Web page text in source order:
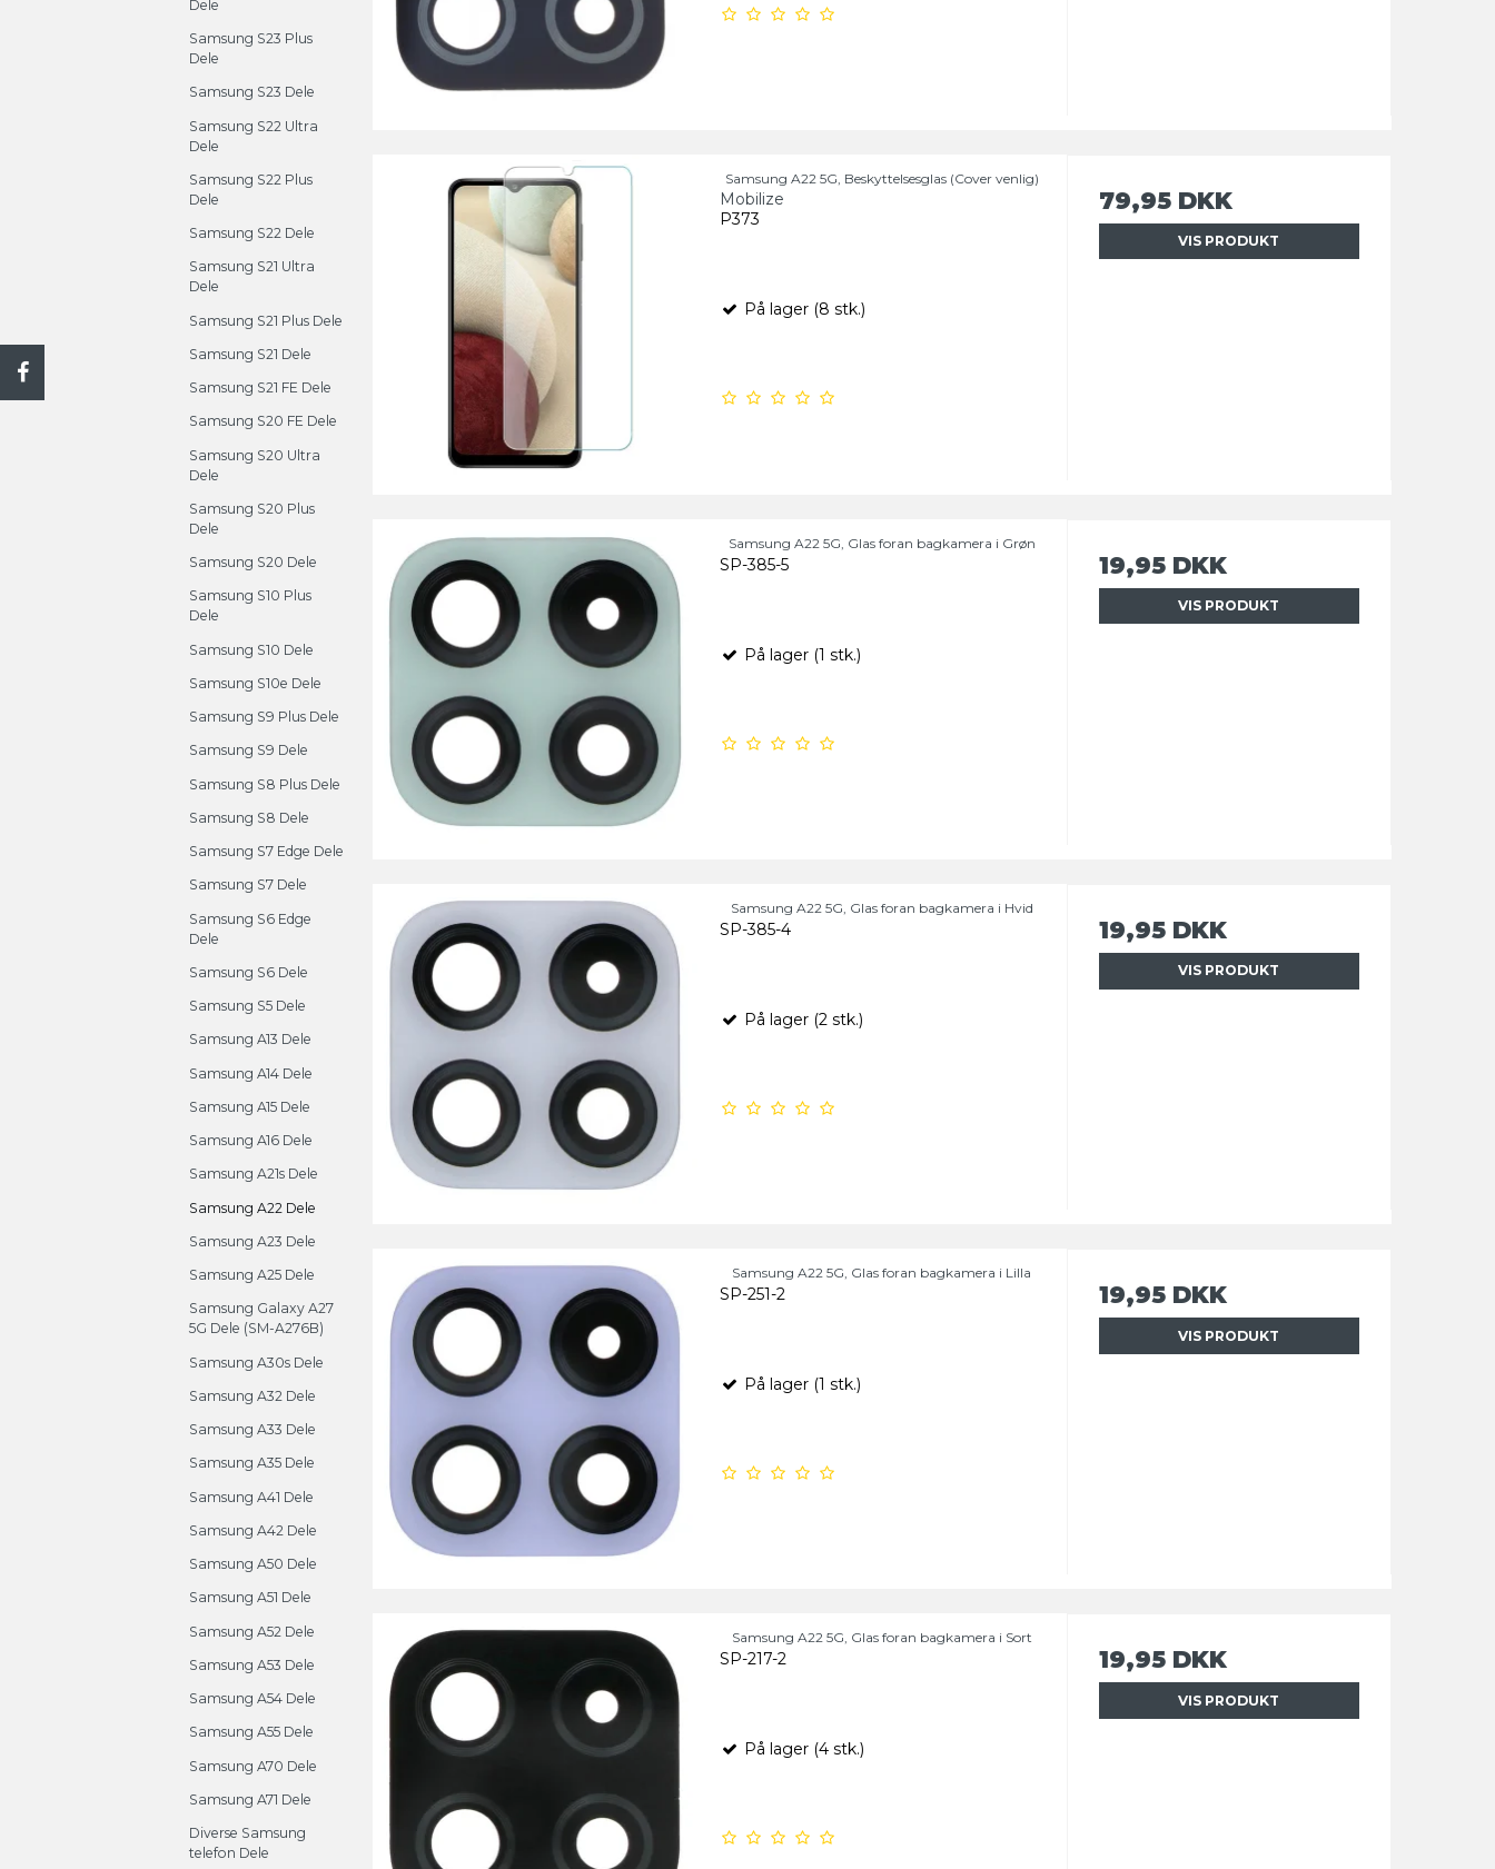
Dele
Samsung S23 Plus
Dele
Samsung S23 Dele
Samsung S22 Ultra
Dele
Samsung S22 Plus
Dele
Samsung S22 Dele
Samsung S21 Ultra
Dele
Samsung S21 Plus Dele
Samsung S21 Dele
Samsung S21 FE Dele
Samsung S20 FE Dele
Samsung S20 Ultra
Dele
Samsung S20 Plus
Dele
Samsung S20 Dele
Samsung S10 Plus
Dele
Samsung S10 Dele
Samsung S10e Dele
Samsung S9 Plus Dele
Samsung S9 Dele
Samsung S8 Plus Dele
Samsung S8 Dele
Samsung S7 Edge Dele
Samsung S7 Dele
Samsung S6 Edge
Dele
Samsung S6 Dele
Samsung S5 Dele
Samsung A13 Dele
Samsung A14 Dele
Samsung A15 Dele
Samsung A16 Dele
Samsung A21s Dele
Samsung A22 Dele
Samsung A23 Dele
Samsung A25 Dele
Samsung Galaxy A27
5G Dele (SM-A276B)
Samsung A30s Dele
Samsung A32 Dele
Samsung A33 Dele
Samsung A35 Dele
Samsung A41 Dele
Samsung A42 Dele
Samsung A50 Dele
Samsung A51 Dele
Samsung A52 Dele
Samsung A53 Dele
Samsung A54 Dele
Samsung A55 Dele
Samsung A70 Dele
Samsung A71 Dele
Diverse Samsung
telefon Dele
Samsung A22 5G, Beskyttelsesglas (Cover venlig)
Mobilize
P373
På lager (8 stk.)
79,95 DKK
VIS PRODUKT
Samsung A22 5G, Glas foran bagkamera i Grøn
SP-385-5
På lager (1 stk.)
19,95 DKK
VIS PRODUKT
Samsung A22 5G, Glas foran bagkamera i Hvid
SP-385-4
På lager (2 stk.)
19,95 DKK
VIS PRODUKT
Samsung A22 5G, Glas foran bagkamera i Lilla
SP-251-2
På lager (1 stk.)
19,95 DKK
VIS PRODUKT
Samsung A22 5G, Glas foran bagkamera i Sort
SP-217-2
På lager (4 stk.)
19,95 DKK
VIS PRODUKT